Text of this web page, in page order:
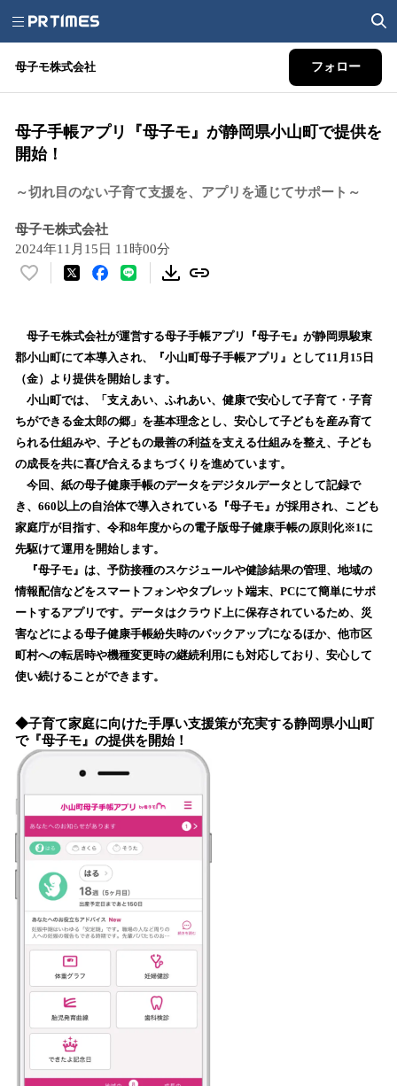
母子モ株式会社 フォロー
母子手帳アプリ『母子モ』が静岡県小山町で提供を
開始！
～切れ目のない子育て支援を、アプリを通じてサポート～
母子モ株式会社
2024年11月15日 11時00分
い
！
数
を
読
込
み
中
で
す
母子モ株式会社が運営する母子手帳アプリ『母子モ』が静岡県駿東
郡小山町にて本導入され、『小山町母子手帳アプリ』として11月15日
（金）より提供を開始します。
小山町では、「支えあい、ふれあい、健康で安心して子育て・子育
ちができる金太郎の郷」を基本理念とし、安心して子どもを産み育て
られる仕組みや、子どもの最善の利益を支える仕組みを整え、子ども
の成長を共に喜び合えるまちづくりを進めています。
今回、紙の母子健康手帳のデータをデジタルデータとして記録で
き、660以上の自治体で導入されている『母子モ』が採用され、こども
家庭庁が目指す、令和8年度からの電子版母子健康手帳の原則化※1に
先駆けて運用を開始します。
『母子モ』は、予防接種のスケジュールや健診結果の管理、地域の
情報配信などをスマートフォンやタブレット端末、PCにて簡単にサポ
ートするアプリです。データはクラウド上に保存されているため、災
害などによる母子健康手帳紛失時のバックアップになるほか、他市区
町村への転居時や機種変更時の継続利用にも対応しており、安心して
使い続けることができます。
◆子育て家庭に向けた手厚い支援策が充実する静岡県小山町
で『母子モ』の提供を開始！